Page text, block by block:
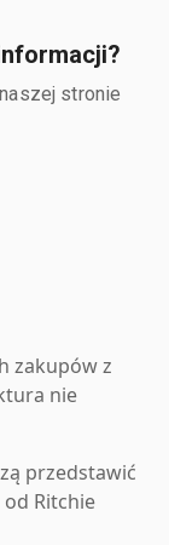
stronie
zakupów z
nie
przedstawić
Ritchie